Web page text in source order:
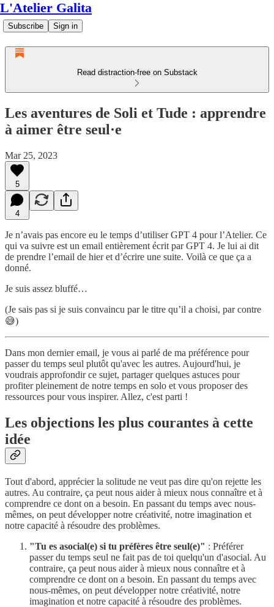
L'Atelier Galita
Subscribe Sign in
Read distraction-free on Substack
Les aventures de Soli et Tude : apprendre
à aimer être seul·e
Mar 25, 2023
5
4
Je n’avais pas encore eu le temps d’utiliser GPT 4 pour l’Atelier. Ce
qui va suivre est un email entièrement écrit par GPT 4. Je lui ai dit
de prendre l’email de hier et d’écrire une suite. Voilà ce que ça a
donné.
Je suis assez bluffé…
(Je sais pas si je suis convaincu par le titre qu’il a choisi, par contre
😅)
Dans mon dernier email, je vous ai parlé de ma préférence pour
passer du temps seul plutôt qu'avec les autres. Aujourd'hui, je
voudrais approfondir ce sujet, partager quelques astuces pour
profiter pleinement de notre temps en solo et vous proposer des
ressources pour vous inspirer. Allez, c'est parti !
Les objections les plus courantes à cette
idée
Tout d'abord, apprécier la solitude ne veut pas dire qu'on rejette les
autres. Au contraire, ça peut nous aider à mieux nous connaître et à
comprendre ce dont on a besoin. En passant du temps avec nous-
mêmes, on peut développer notre créativité, notre imagination et
notre capacité à résoudre des problèmes.
"Tu es asocial(e) si tu préfères être seul(e)" : Préférer
passer du temps seul ne fait pas de toi quelqu'un d'asocial. Au
contraire, ça peut nous aider à mieux nous connaître et à
comprendre ce dont on a besoin. En passant du temps avec
nous-mêmes, on peut développer notre créativité, notre
imagination et notre capacité à résoudre des problèmes.